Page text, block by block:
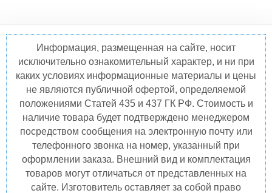
Информация, размещенная на сайте, носит
исключительно ознакомительный характер, и ни при
каких условиях информационные материалы и цены
не являются публичной офертой, определяемой
положениями Статей 435 и 437 ГК РФ. Стоимость и
наличие товара будет подтверждено менеджером
посредством сообщения на электронную почту или
телефонного звонка на номер, указанный при
оформлении заказа. Внешний вид и комплектация
товаров могут отличаться от представленных на
сайте. Изготовитель оставляет за собой право